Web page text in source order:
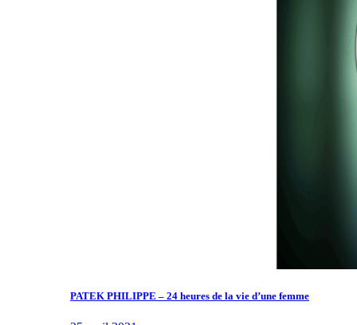
PATEK PHILIPPE – 24 heures de la vie d’une femme